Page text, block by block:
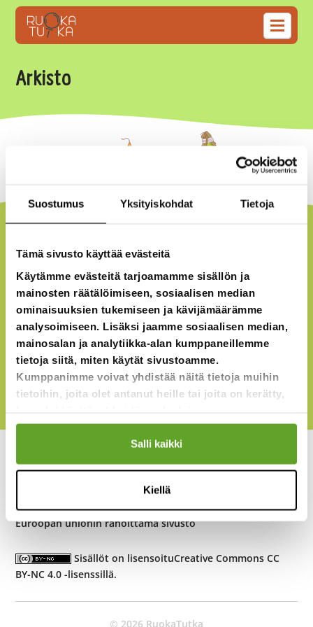
Suostumus Yksityiskohdat Tietoja
Tämä sivusto käyttää evästeitä
Käytämme evästeitä tarjoamamme sisällön ja
mainosten räätälöimiseen, sosiaalisen median
ominaisuuksien tukemiseen ja kävijämäärämme
analysoimiseen. Lisäksi jaamme sosiaalisen median,
mainosalan ja analytiikka-alan kumppaneillemme
tietoja siitä, miten käytät sivustoamme.
Kumppanimme voivat yhdistää näitä tietoja muihin
tietoihin, joita olet antanut heille tai joita on kerätty,
Salli kaikki
Kiellä
Arkisto
Seuraa meitä
Rekisteri- ja
tietosuojaseloste
Saavutettavuusseloste
Euroopan unionin koulujakelujärjestelmä
Euroopan unionin rahoittama sivusto
Sisällöt on lisensoituCreative Commons CC
BY-NC 4.0 -lisenssillä.
© 2026 RuokaTutka